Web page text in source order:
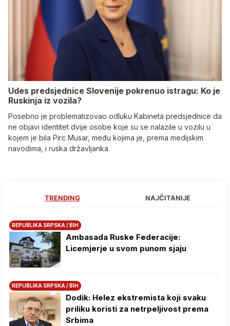
Udes predsjednice Slovenije pokrenuo istragu: Ko je
Ruskinja iz vozila?
Posebno je problematizovao odluku Kabineta predsjednice da
ne objavi identitet dvije osobe koje su se nalazile u vozilu u
kojem je bila Pirc Musar, među kojima je, prema medijskim
navodima, i ruska državljanka
TRENDING NAJČITANIJE
REPUBLIKA SRPSKA / BIH
Ambasada Ruske Federacije:
Licemjerje u svom punom sjaju
REPUBLIKA SRPSKA / BIH
Dodik: Helez ekstremista koji svaku
priliku koristi za netrpeljivost prema
Srbima